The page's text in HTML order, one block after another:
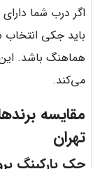
اگر درب شما دارای
باید جکی انتخاب
هماهنگ باشد.
می‌کند.
مقایسه
تهران